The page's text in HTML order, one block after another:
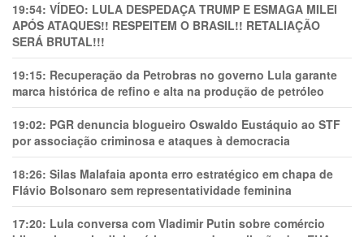
19:54: VÍDEO: LULA DESPEDAÇA TRUMP E ESMAGA MILEI
APÓS ATAQUES!! RESPEITEM O BRASIL!! RETALIAÇÃO
SERÁ BRUTAL!!!
19:15: Recuperação da Petrobras no governo Lula garante
marca histórica de refino e alta na produção de petróleo
19:02: PGR denuncia blogueiro Oswaldo Eustáquio ao STF
por associação criminosa e ataques à democracia
18:26: Silas Malafaia aponta erro estratégico em chapa de
Flávio Bolsonaro sem representatividade feminina
17:20: Lula conversa com Vladimir Putin sobre comércio